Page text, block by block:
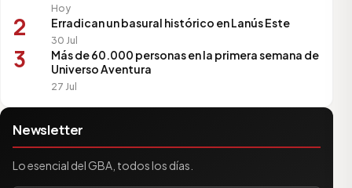
Hoy
2 Erradican un basural histórico en Lanús Este
30 Jul
3
Más de 60.000 personas en la primera semana de
Universo Aventura
27 Jul
Newsletter
Lo esencial del GBA, todos los días.